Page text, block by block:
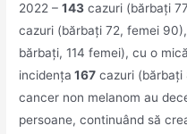
2022 –143 cazuri (bărbați
cazuri (bărbați 72, femei
bărbați, 114 femei), cu o
incidența 167 cazuri (bărbați
cancer non melanom au
persoane, continuând să